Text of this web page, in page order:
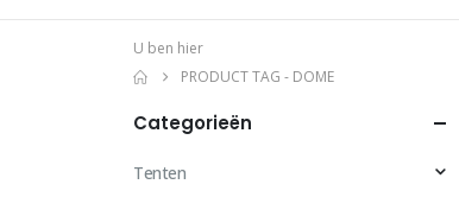
U ben hier
PRODUCT TAG - DOME
Categorieën
Tenten